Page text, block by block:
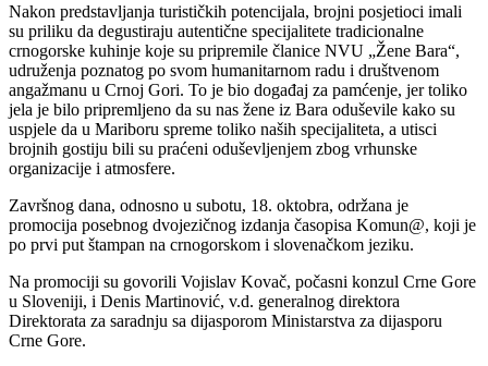
Nakon predstavljanja turističkih potencijala, brojni posjetioci imali
su priliku da degustiraju autentične specijalitete tradicionalne
crnogorske kuhinje koje su pripremile članice NVU „Žene Bara“,
udruženja poznatog po svom humanitarnom radu i društvenom
angažmanu u Crnoj Gori. To je bio događaj za pamćenje, jer toliko
jela je bilo pripremljeno da su nas žene iz Bara oduševile kako su
uspjele da u Mariboru spreme toliko naših specijaliteta, a utisci
brojnih gostiju bili su praćeni oduševljenjem zbog vrhunske
organizacije i atmosfere.
Završnog dana, odnosno u subotu, 18. oktobra, održana je
promocija posebnog dvojezičnog izdanja časopisa Komun@, koji je
po prvi put štampan na crnogorskom i slovenačkom jeziku.
Na promociji su govorili Vojislav Kovač, počasni konzul Crne Gore
u Sloveniji, i Denis Martinović, v.d. generalnog direktora
Direktorata za saradnju sa dijasporom Ministarstva za dijasporu
Crne Gore.